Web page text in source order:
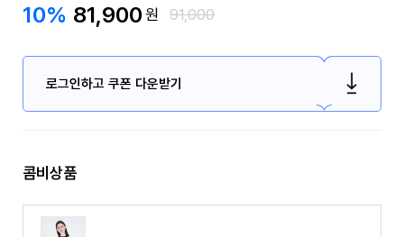
10% 81,900원 91,000
로그인하고 쿠폰 다운받기
콤비상품